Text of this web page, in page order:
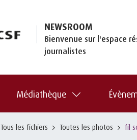
NEWSROOM
Bienvenue sur l'espace
journalistes
Médiathèque
Tous les fichiers Toutes les photos fil